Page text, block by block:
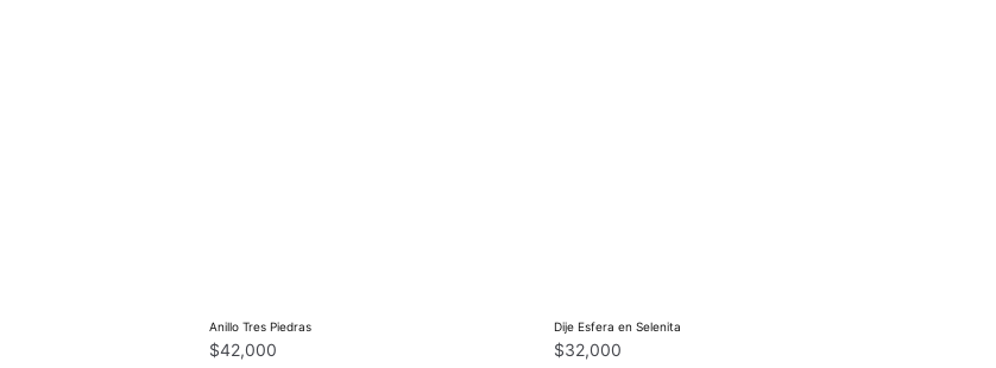
Anillo Tres Piedras
$42,000
Dije Esfera en Selenita
$32,000